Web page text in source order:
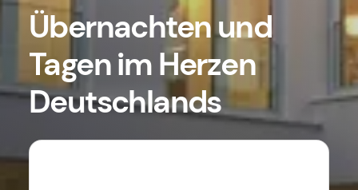
Übernachten und
Tagen im Herzen
Deutschlands